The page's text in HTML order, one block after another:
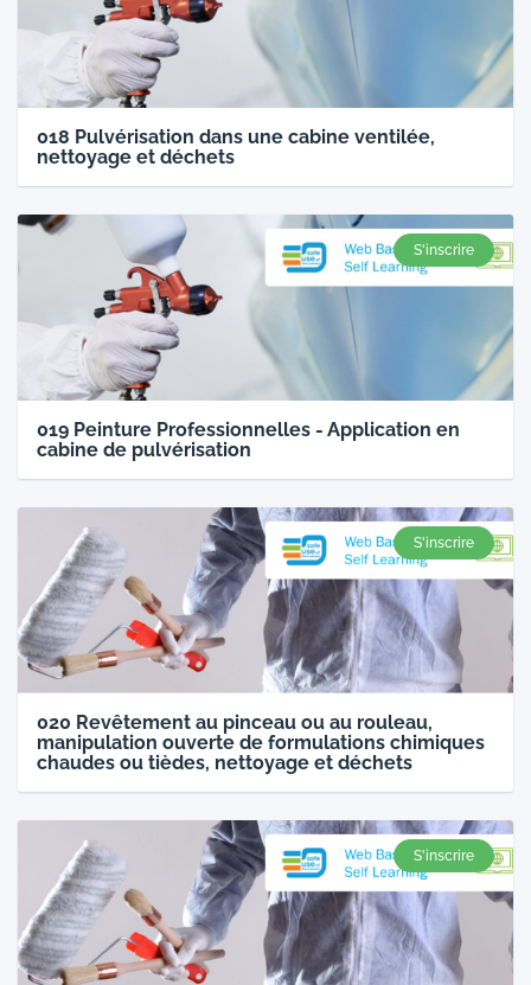
018 Pulvérisation dans une cabine ventilée,
nettoyage et déchets
S'inscrire
019 Peinture Professionnelles - Application en
cabine de pulvérisation
S'inscrire
020 Revêtement au pinceau ou au rouleau,
manipulation ouverte de formulations chimiques
chaudes ou tièdes, nettoyage et déchets
S'inscrire